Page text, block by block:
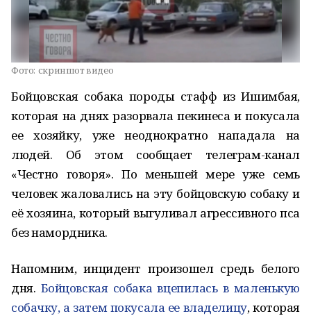
Фото: скриншот видео
Бойцовская собака породы стафф из Ишимбая,
которая на днях разорвала пекинеса и покусала
ее хозяйку, уже неоднократно нападала на
людей. Об этом сообщает телеграм-канал
«Честно говоря». По меньшей мере уже семь
человек жаловались на эту бойцовскую собаку и
её хозяина, который выгуливал агрессивного пса
без намордника.
Напомним, инцидент произошел средь белого
дня. Бойцовская собака вцепилась в маленькую
собачку, а затем покусала ее владелицу, которая